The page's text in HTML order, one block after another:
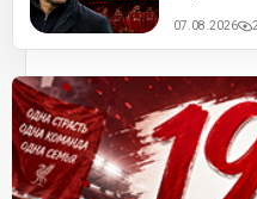
07.08.2026